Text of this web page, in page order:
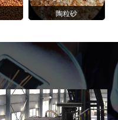
陶粒砂